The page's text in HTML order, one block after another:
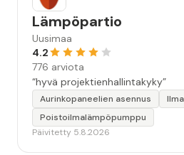
Lämpöpartio
Uusimaa
4.2
776 arviota
“hyvä projektienhallintakyky”
Aurinkopaneelien asennus
Poistoilmalämpöpumppu
Päivitetty 5.8.2026